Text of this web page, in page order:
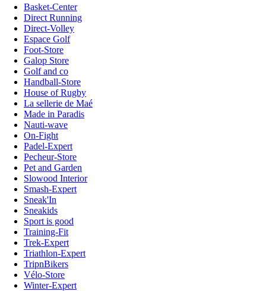
Basket-Center
Direct Running
Direct-Volley
Espace Golf
Foot-Store
Galop Store
Golf and co
Handball-Store
House of Rugby
La sellerie de Maé
Made in Paradis
Nauti-wave
On-Fight
Padel-Expert
Pecheur-Store
Pet and Garden
Slowood Interior
Smash-Expert
Sneak'In
Sneakids
Sport is good
Training-Fit
Trek-Expert
Triathlon-Expert
TripnBikers
Vélo-Store
Winter-Expert